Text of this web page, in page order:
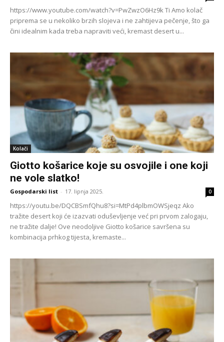
https://www.youtube.com/watch?v=PwZwzO6Hz9k Ti Amo kolač
priprema se u nekoliko brzih slojeva i ne zahtijeva pečenje, što ga
čini idealnim kada treba napraviti veći, kremast desert u...
Kolači
Giotto košarice koje su osvojile i one koji
ne vole slatko!
Gospodarski list - 17. lipnja 2025. 0
https://youtu.be/DQCBSmfQhu8?si=MtPd4plbmOWSjeqz Ako
tražite desert koji će izazvati oduševljenje već pri prvom zalogaju,
ne tražite dalje! Ove neodoljive Giotto košarice savršena su
kombinacija prhkog tijesta, kremaste...